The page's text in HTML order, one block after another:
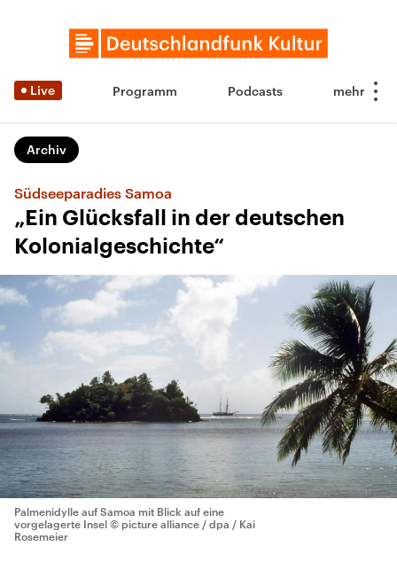
Live Programm Podcasts
Archiv
Südseeparadies Samoa
„Ein Glücksfall in der deutschen
Kolonialgeschichte“
Palmenidylle auf Samoa mit Blick auf eine
vorgelagerte Insel © picture alliance / dpa / Kai
Rosemeier